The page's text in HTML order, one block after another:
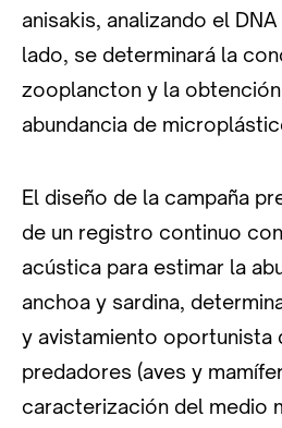
anisakis, analizando el
lado, se determinará la
zooplancton y la
abundancia de
El diseño de la campaña
de un registro continuo
acústica para estimar la
anchoa y sardina,
y avistamiento oportunista
predadores (aves y
caracterización del medio